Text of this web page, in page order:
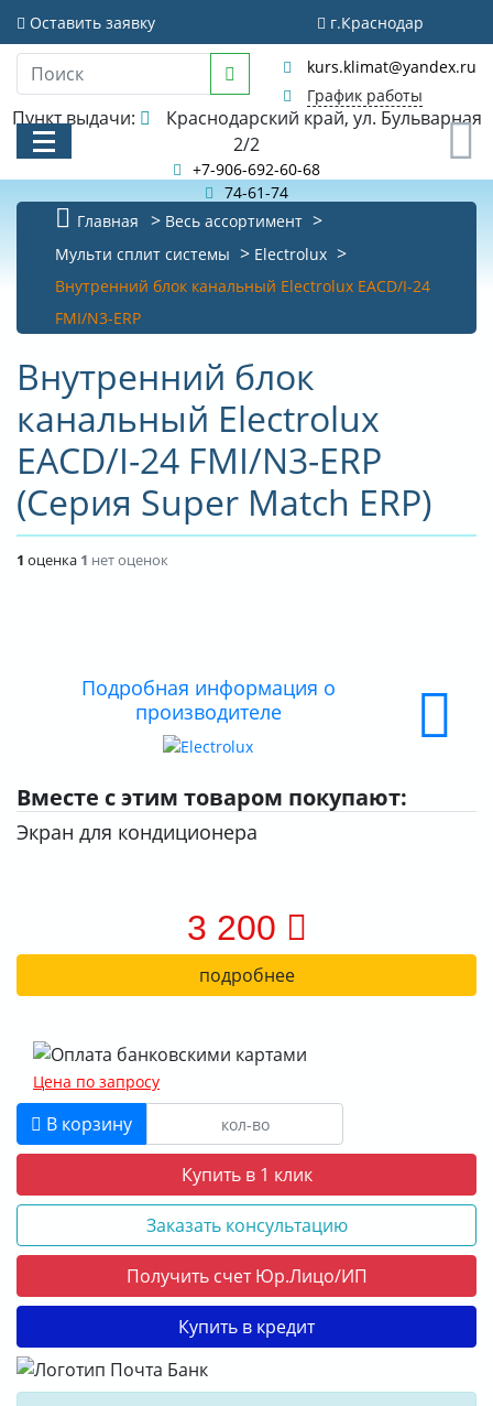
Оставить заявку г.Краснодар
kurs.klimat@yandex.ru
График работы
Пункт выдачи:
2/2
+7-906-692-60-68
74-61-74
КАТАЛОГ
АКЦИИ И РАСПРОДАЖИ
НОВОСТИ
КОНТАКТЫ
О КОМПАНИИ
ДОСТАВКА
ОПЛАТА
Главная
Весь ассортимент
Мульти сплит системы
Electrolux
Внутренний блок канальный Electrolux EACD/I-24
FMI/N3-ERP
Внутренний блок
канальный Electrolux
EACD/I-24 FMI/N3-ERP
(Серия Super Match ERP)
1 оценка 1 нет оценок
Подробная информация о
производителе
Вместе с этим товаром покупают:
Экран для кондиционера
3 200
подробнее
Цена по запросу
В корзину
Купить в 1 клик
Заказать консультацию
Получить счет Юр.Лицо/ИП
Купить в кредит